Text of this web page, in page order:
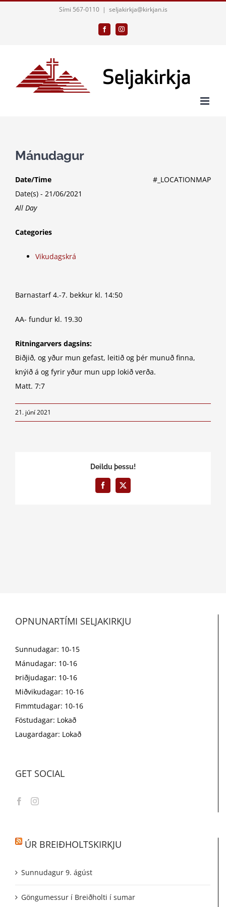
Sími 567-0110 | seljakirkja@kirkjan.is
FacebookInstagram
Mánudagur
#_LOCATIONMAP
Date/Time
Date(s) - 21/06/2021
All Day
Categories
Vikudagskrá
Barnastarf 4.-7. bekkur kl. 14:50
AA- fundur kl. 19.30
Ritningarvers dagsins:
Biðjið, og yður mun gefast, leitið og þér munuð finna,
knýið á og fyrir yður mun upp lokið verða.
Matt. 7:7
21. júní 2021
Deildu þessu!
Facebook
X
OPNUNARTÍMI SELJAKIRKJU
Sunnudagar: 10-15
Mánudagar: 10-16
Þriðjudagar: 10-16
Miðvikudagar: 10-16
Fimmtudagar: 10-16
Föstudagar: Lokað
Laugardagar: Lokað
GET SOCIAL
ÚR BREIÐHOLTSKIRKJU
Sunnudagur 9. ágúst
Göngumessur í Breiðholti í sumar